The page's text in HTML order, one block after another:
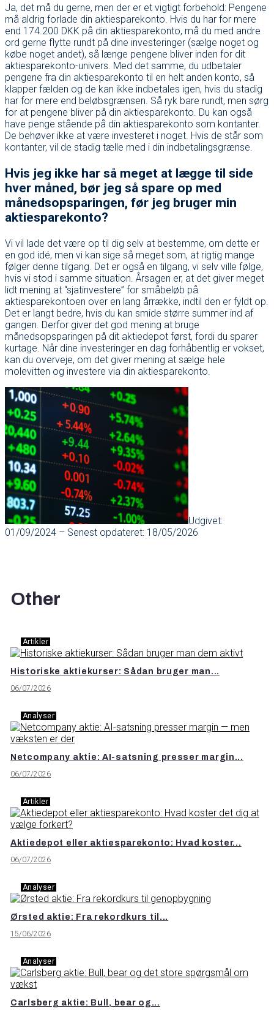
Ja, det må du gerne, men der er et vigtigt forbehold: Pengene
må aldrig forlade din aktiesparekonto. Hvis du har for mere
end 174.200 DKK på din aktiesparekonto, må du med andre
ord gerne flytte rundt på dine investeringer (sælge noget og
købe noget andet), så længe pengene bliver inden for dit
aktiesparekonto-univers. Med det samme, du udbetaler
pengene fra din aktiesparekonto til en helt anden konto, så
klapper fælden og de kan ikke indbetales igen, hvis du stadig
har for mere end beløbsgrænsen. Så ryk bare rundt, men sørg
for at pengene bliver på din aktiesparekonto. Du kan også
have penge stående på din aktiesparekonto som kontanter.
De behøver ikke at være investeret i noget. Hvis de står som
kontanter, vil de stadig tælle med i din indbetalingsgrænse.
Hvis jeg ikke har så meget at lægge til side
hver måned, bør jeg så spare op med
månedsopsparingen, før jeg bruger min
aktiesparekonto?
Vi vil lade det være op til dig selv at bestemme, om dette er
en god idé, men vi kan sige så meget som, at rigtig mange
følger denne tilgang. Det er også en tilgang, vi selv ville følge,
hvis vi stod i samme situation. Årsagen er, at det giver meget
lidt mening at “sjatinvestere” for småbeløb på
aktiesparekontoen over en lang årrække, indtil den er fyldt op.
Det er langt bedre, hvis du kan smide større summer ind af
gangen. Derfor giver det god mening at bruge
månedsopsparingen på dit aktiedepot først, fordi du sparer
kurtage. Når dine investeringer en dag forhåbentlig er vokset,
kan du overveje, om det giver mening at sælge hele
molevitten og investere via din aktiesparekonto.
Udgivet:
01/09/2024 – Senest opdateret: 18/05/2026
Other
Artikler
Historiske aktiekurser: Sådan bruger man...
06/07/2026
Analyser
Netcompany aktie: AI-satsning presser margin...
06/07/2026
Artikler
Aktiedepot eller aktiesparekonto: Hvad koster...
06/07/2026
Analyser
Ørsted aktie: Fra rekordkurs til...
15/06/2026
Analyser
Carlsberg aktie: Bull, bear og...